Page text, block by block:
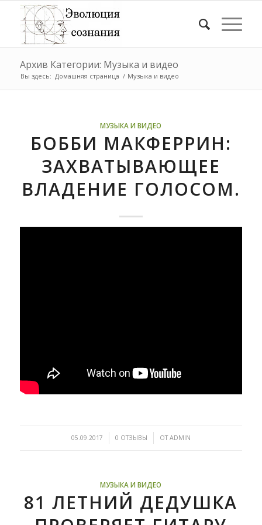
Архив Категории: Музыка и видео
Вы здесь: Домашняя страница / Музыка и видео
МУЗЫКА И ВИДЕО
БОББИ МАКФЕРРИН:
ЗАХВАТЫВАЮЩЕЕ
ВЛАДЕНИЕ ГОЛОСОМ.
05.09.2017
/ 0 ОТЗЫВЫ
/ ОТADMIN
МУЗЫКА И ВИДЕО
81 ЛЕТНИЙ ДЕДУШКА